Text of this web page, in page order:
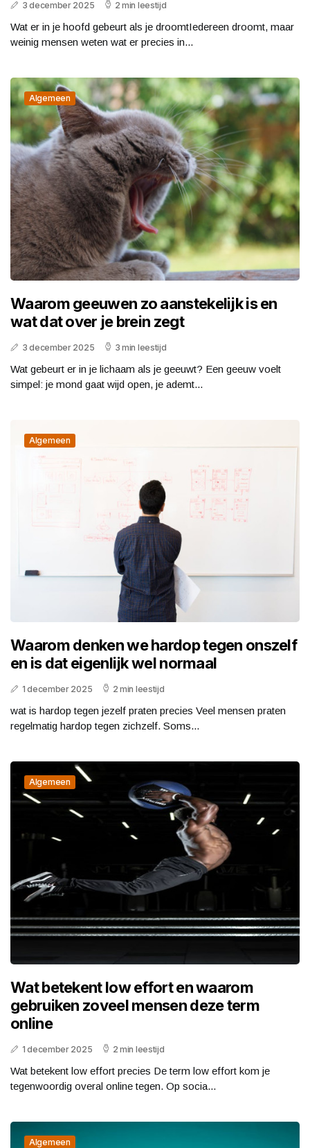
3 december 2025 2 min leestijd
Wat er in je hoofd gebeurt als je droomtIedereen droomt, maar
weinig mensen weten wat er precies in...
Algemeen
Waarom geeuwen zo aanstekelijk is en
wat dat over je brein zegt
3 december 2025 3 min leestijd
Wat gebeurt er in je lichaam als je geeuwt? Een geeuw voelt
simpel: je mond gaat wijd open, je ademt...
Algemeen
Waarom denken we hardop tegen onszelf
en is dat eigenlijk wel normaal
1 december 2025 2 min leestijd
wat is hardop tegen jezelf praten precies Veel mensen praten
regelmatig hardop tegen zichzelf. Soms...
Algemeen
Wat betekent low effort en waarom
gebruiken zoveel mensen deze term
online
1 december 2025 2 min leestijd
Wat betekent low effort precies De term low effort kom je
tegenwoordig overal online tegen. Op socia...
Algemeen